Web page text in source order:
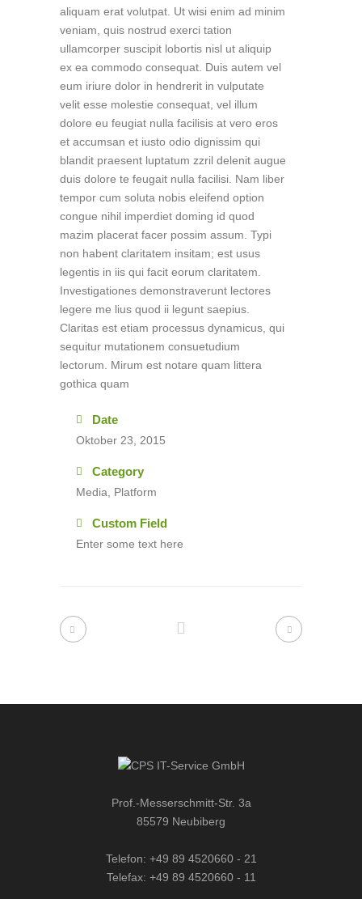
aliquam erat volutpat. Ut wisi enim ad minim
veniam, quis nostrud exerci tation
ullamcorper suscipit lobortis nisl ut aliquip
ex ea commodo consequat. Duis autem vel
eum iriure dolor in hendrerit in vulputate
velit esse molestie consequat, vel illum
dolore eu feugiat nulla facilisis at vero eros
et accumsan et iusto odio dignissim qui
blandit praesent luptatum zzril delenit augue
duis dolore te feugait nulla facilisi. Nam liber
tempor cum soluta nobis eleifend option
congue nihil imperdiet doming id quod
mazim placerat facer possim assum. Typi
non habent claritatem insitam; est usus
legentis in iis qui facit eorum claritatem.
Investigationes demonstraverunt lectores
legere me lius quod ii legunt saepius.
Claritas est etiam processus dynamicus, qui
sequitur mutationem consuetudium
lectorum. Mirum est notare quam littera
gothica quam
Date
Oktober 23, 2015
Category
Media, Platform
Custom Field
Enter some text here
Prof.-Messerschmitt-Str. 3a
85579 Neubiberg
Telefon: +49 89 4520660 - 21
Telefax: +49 89 4520660 - 11